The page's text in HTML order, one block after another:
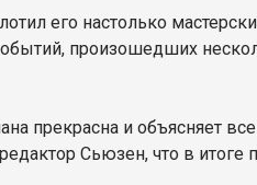
его настолько
произошедших
прекрасна и объясняет
Сьюзен, что в